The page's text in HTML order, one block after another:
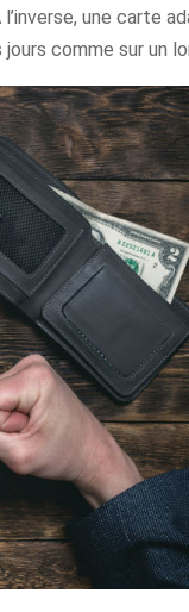
une carte
comme sur un